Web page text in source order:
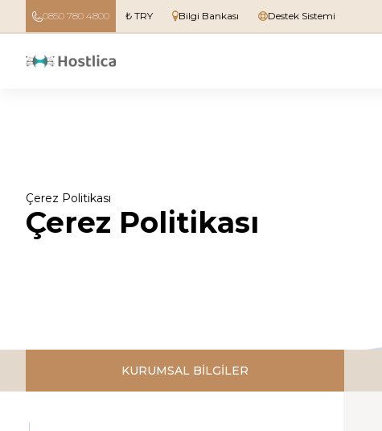
0850 780 4800 ₺ TRY Bilgi Bankası Destek Sistemi
Çerez Politikası
Çerez Politikası
KURUMSAL BİLGİLER